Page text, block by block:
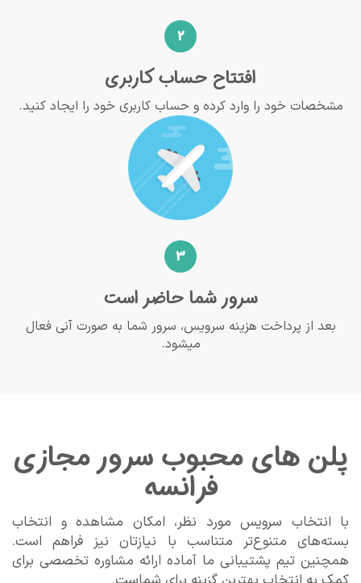
2
افتتاح حساب کاربری
مشخصات خود را وارد کرده و حساب کاربری خود را ایجاد کنید.
3
سرور شما حاضر است
بعد از پرداخت هزینه سرویس، سرور شما به صورت آنی فعال
میشود.
پلن های محبوب سرور مجازی
فرانسه
با انتخاب سرویس مورد نظر، امکان مشاهده و انتخاب
بسته‌های متنوع‌تر متناسب با نیازتان نیز فراهم است.
همچنین تیم پشتیبانی ما آماده ارائه مشاوره تخصصی برای